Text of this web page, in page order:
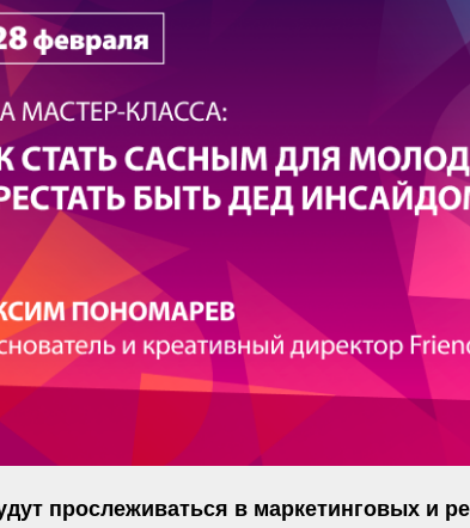
прослеживаться в маркетинговых и